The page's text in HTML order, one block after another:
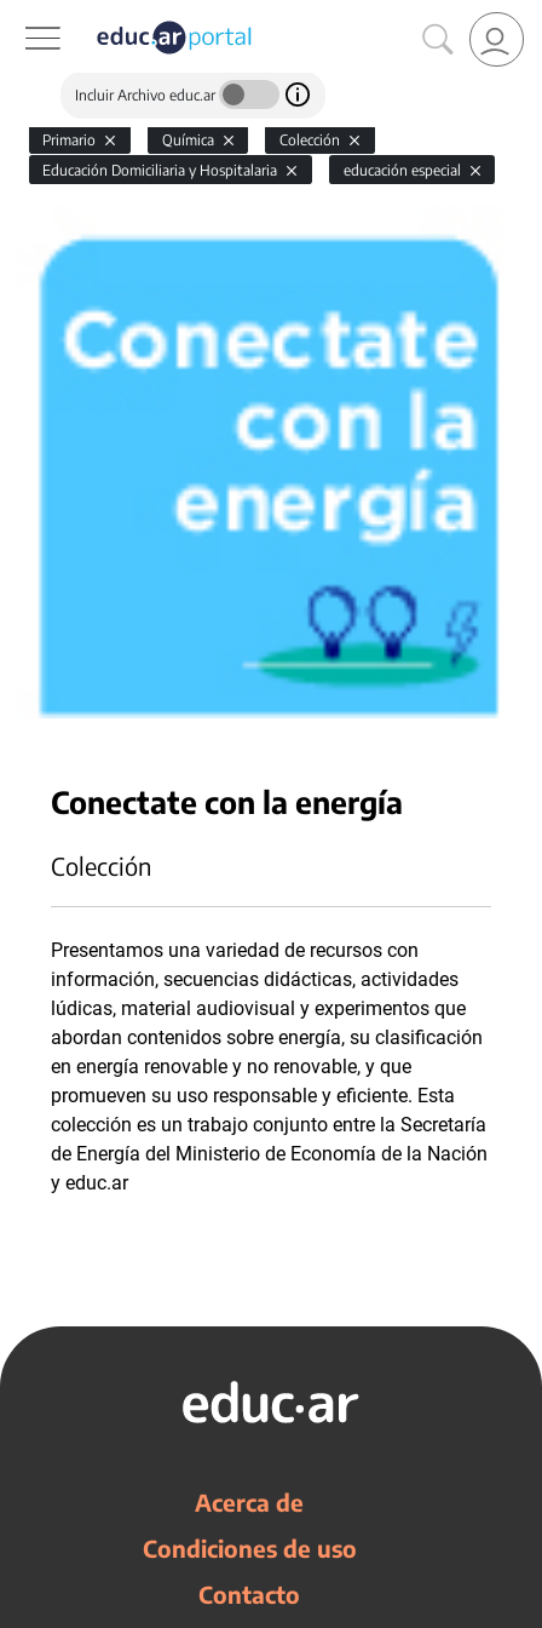
Incluir Archivo educ.ar
Primario Química
Colección
Educación Domiciliaria y Hospitalaria
educación especial
Conectate con la energía
Colección
Presentamos una variedad de recursos con
información, secuencias didácticas, actividades
lúdicas, material audiovisual y experimentos que
abordan contenidos sobre energía, su clasificación
en energía renovable y no renovable, y que
promueven su uso responsable y eficiente. Esta
colección es un trabajo conjunto entre la Secretaría
de Energía del Ministerio de Economía de la Nación
y educ.ar
Acerca de
Condiciones de uso
Contacto